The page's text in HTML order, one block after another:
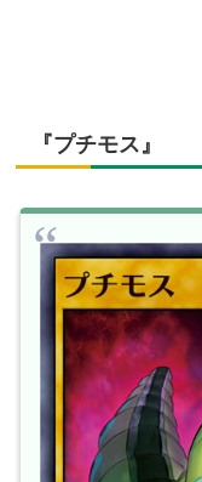
『プチモス』